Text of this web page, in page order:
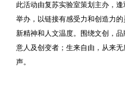
此活动由复苏实验室策划主办，
举办，以链接有感受力和创造力
新精神和人文温度。围绕文创，
意人及创变者；生来自由，从来
声。